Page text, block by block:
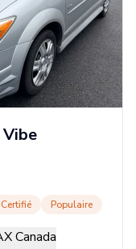
Vibe
Certifié Populaire